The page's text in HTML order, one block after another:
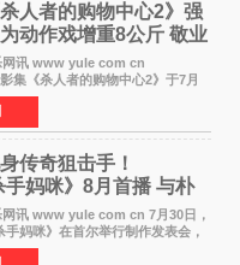
人者的购物中心2》强
动作戏增重8公斤 敬业
讯 www yule com cn
集《杀人者的购物中心2》于7月
由男神李栋旭主演的郑进湾以2 0
归。该剧第一季曾被《纽约时报》
影集之一
传奇狙击手！
手妈咪》8月首播 与朴
收视对决
www yule com cn 7月30日，
手妈咪》在首尔举行制作发表会，
准元、李相二、无真星、崔宇